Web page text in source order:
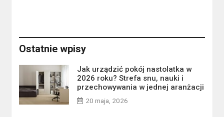
Ostatnie wpisy
Jak urządzić pokój nastolatka w
2026 roku? Strefa snu, nauki i
przechowywania w jednej aranżacji
20 maja, 2026